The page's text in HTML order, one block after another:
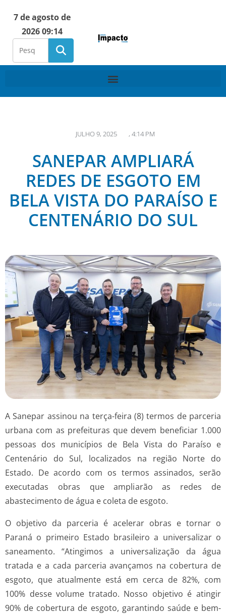
7 de agosto de
2026 09:14
JULHO 9, 2025 , 4:14 PM
SANEPAR AMPLIARÁ
REDES DE ESGOTO EM
BELA VISTA DO PARAÍSO E
CENTENÁRIO DO SUL
A Sanepar assinou na terça-feira (8) termos de parceria
urbana com as prefeituras que devem beneficiar 1.000
pessoas dos municípios de Bela Vista do Paraíso e
Centenário do Sul, localizados na região Norte do
Estado. De acordo com os termos assinados, serão
executadas obras que ampliarão as redes de
abastecimento de água e coleta de esgoto.
O objetivo da parceria é acelerar obras e tornar o
Paraná o primeiro Estado brasileiro a universalizar o
saneamento. “Atingimos a universalização da água
tratada e a cada parceria avançamos na cobertura de
esgoto, que atualmente está em cerca de 82%, com
100% desse volume tratado. Nosso objetivo é atingir
90% de cobertura de esgoto, garantindo saúde e bem-